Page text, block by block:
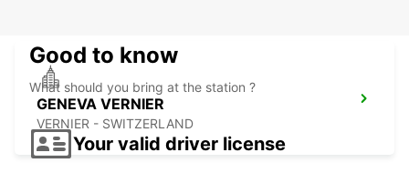
GENEVA VERNIER
VERNIER - SWITZERLAND
Good to know
What should you bring at the station ?
Your valid driver license